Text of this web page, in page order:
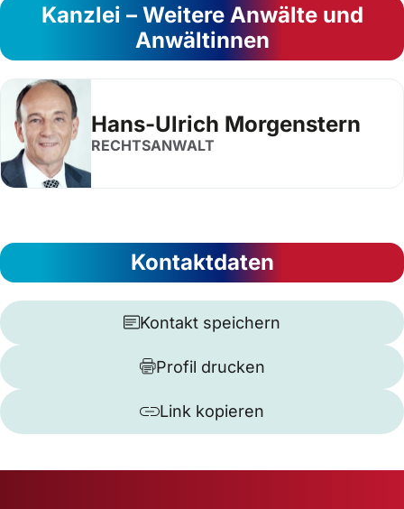
Kanzlei – Weitere Anwälte und
Anwältinnen
Hans-Ulrich Morgenstern
RECHTSANWALT
Kontaktdaten
Kontakt speichern
Profil drucken
Link kopieren